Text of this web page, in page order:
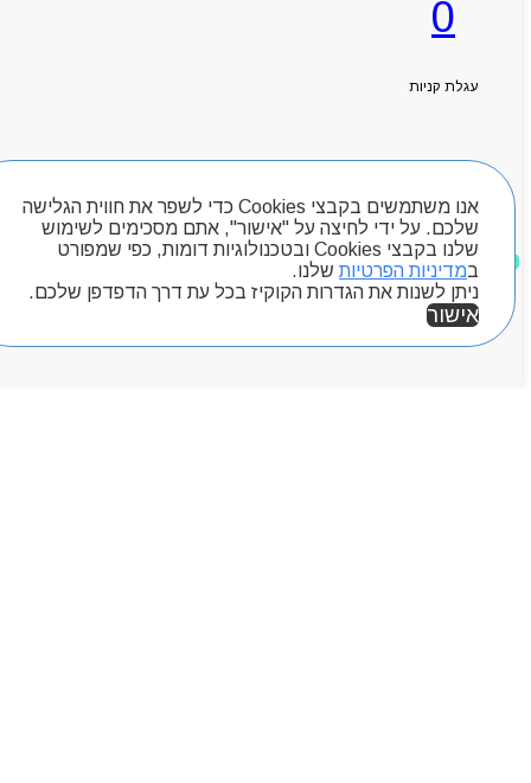
אנו משתמשים בקבצי Cookies כדי לשפר את חווית הגלישה
שלכם. על ידי לחיצה על "אישור", אתם מסכימים לשימוש
שלנו בקבצי Cookies ובטכנולוגיות דומות, כפי שמפורט
במדיניות הפרטיות שלנו.
ניתן לשנות את הגדרות הקוקיז בכל עת דרך הדפדפן שלכם.
אישור
0
עגלת קניות
חיפוש מוצרים
מוצרים שאהבתי
ראשי
המגזין